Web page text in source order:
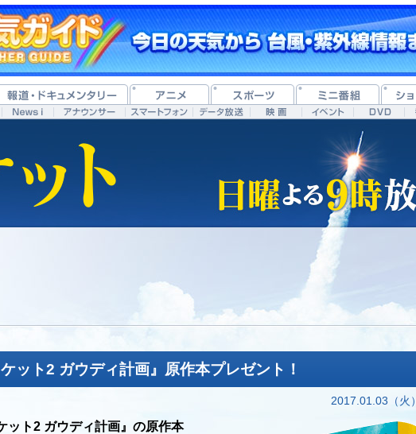
ット2 ガウディ計画』原作本プレゼント！
2017.01.03（火）
ット2 ガウディ計画』の原作本